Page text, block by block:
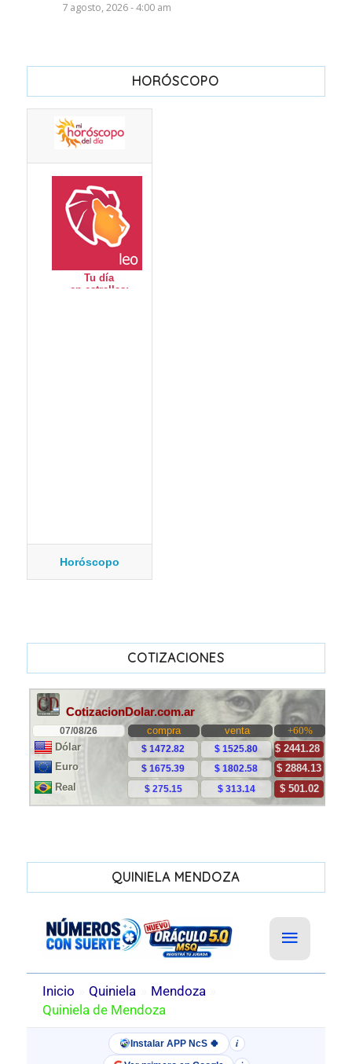
7 agosto, 2026 - 4:00 am
HORÓSCOPO
Horóscopo
COTIZACIONES
QUINIELA MENDOZA